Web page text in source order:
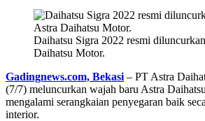
Daihatsu Sigra 2022 resmi
Daihatsu Motor.
Gadingnews.com, Bekasi – PT Astra
(7/7) meluncurkan wajah baru Astra
mengalami serangkaian penyegaran baik
interior.